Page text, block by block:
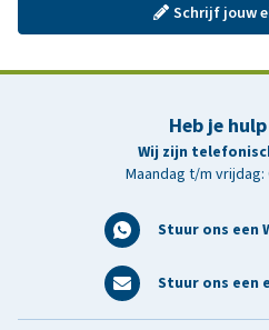
Schrijf jouw
Heb je
Wij zijn
Maandag t/m vrijdag:
Stuur ons een
Stuur ons een